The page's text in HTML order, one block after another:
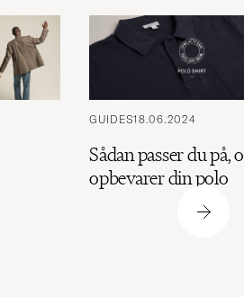
GUIDES18.06.2024
Sådan passer du på,
opbevarer din polo